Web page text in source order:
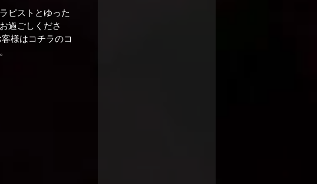
ピストとゆった
過ごしくださ
様はコチラのコ